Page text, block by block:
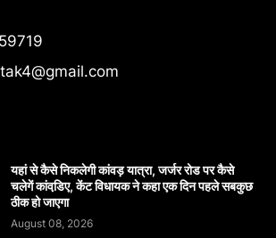
यहां से कैसे निकलेगी कांवड़ यात्रा, जर्जर रोड पर कैसे
चलेगें कांवडि़ए, केंट विधायक ने कहा एक दिन पहले सबकुछ
ठीक हो जाएगा
August 08, 2026